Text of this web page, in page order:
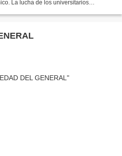
La lucha de los universitarios